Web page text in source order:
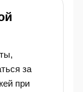
за
при